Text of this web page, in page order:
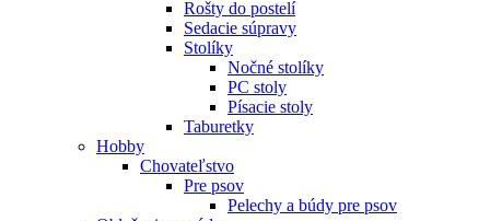
Rošty do postelí
Sedacie súpravy
Stolíky
Nočné stolíky
PC stoly
Písacie stoly
Taburetky
Hobby
Chovateľstvo
Pre psov
Pelechy a búdy pre psov